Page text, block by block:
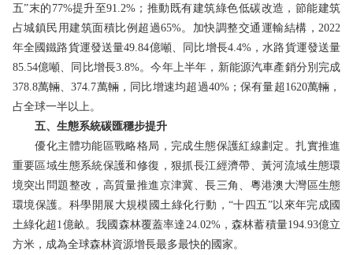
五”末的77%提升至91.2%；推動既有建筑綠色低碳改造，節能建筑
占城鎮民用建筑面積比例超過65%。加快調整交通運輸結構，2022
年全國鐵路貨運發送量49.84億噸、同比增長4.4%，水路貨運發送量
85.54億噸、同比增長3.8%。今年上半年，新能源汽車產銷分別完成
378.8萬輛、374.7萬輛，同比增速均超過40%；保有量超1620萬輛，
占全球一半以上。
五、生態系統碳匯穩步提升
優化主體功能區戰略格局，完成生態保護紅線劃定。扎實推進
重要區域生態系統保護和修復，狠抓長江經濟帶、黃河流域生態環
境突出問題整改，高質量推進京津冀、長三角、粵港澳大灣區生態
環境保護。科學開展大規模國土綠化行動，“十四五”以來年完成國
土綠化超1億畝。我國森林覆蓋率達24.02%，森林蓄積量194.93億立
方米，成為全球森林資源增長最多最快的國家。